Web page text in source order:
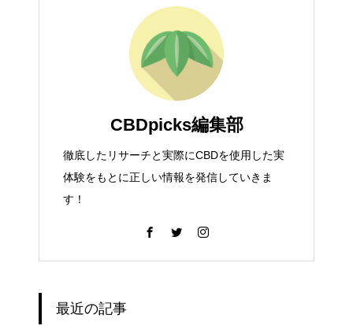
CBDpicks編集部
徹底したリサーチと実際にCBDを使用した実
体験をもとに正しい情報を発信していきま
す！
最近の記事